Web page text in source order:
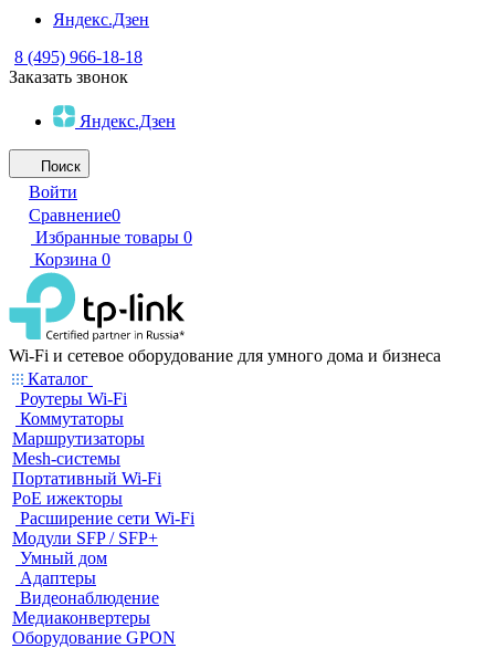
Яндекс.Дзен
8 (495) 966-18-18
Заказать звонок
Яндекс.Дзен
Поиск
Войти
Сравнение0
Избранные товары 0
Корзина 0
Wi-Fi и сетевое оборудование для умного дома и бизнеса
Каталог
Роутеры Wi-Fi
Коммутаторы
Маршрутизаторы
Mesh-системы
Портативный Wi-Fi
PoE ижекторы
Расширение сети Wi‑Fi
Модули SFP / SFP+
Умный дом
Адаптеры
Видеонаблюдение
Медиаконвертеры
Оборудование GPON